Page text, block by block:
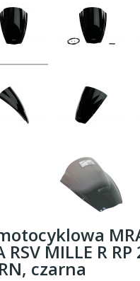
RSV MILLE R
czarna